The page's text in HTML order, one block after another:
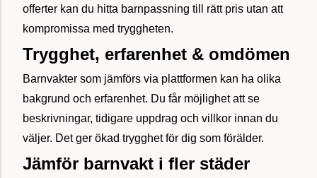
offerter kan du hitta barnpassning till rätt pris utan att
kompromissa med tryggheten.
Trygghet, erfarenhet & omdömen
Barnvakter som jämförs via plattformen kan ha olika
bakgrund och erfarenhet. Du får möjlighet att se
beskrivningar, tidigare uppdrag och villkor innan du
väljer. Det ger ökad trygghet för dig som förälder.
Jämför barnvakt i fler städer